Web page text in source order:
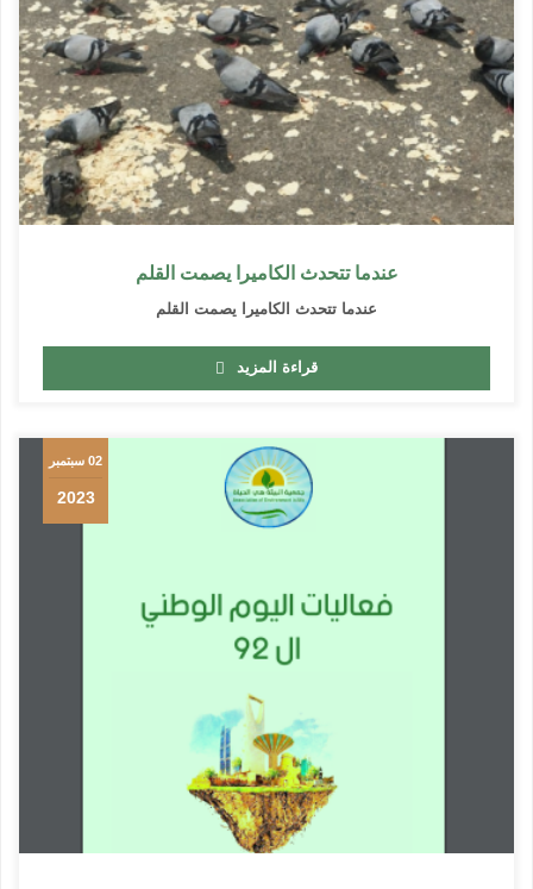
عندما تتحدث الكاميرا يصمت القلم
عندما تتحدث الكاميرا يصمت القلم
قراءة المزيد
02 سبتمبر
2023